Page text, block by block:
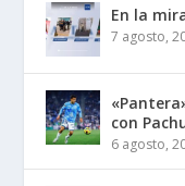
En la
7 agosto,
con
6 agosto,